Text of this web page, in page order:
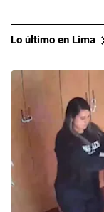
Lo último en Lima